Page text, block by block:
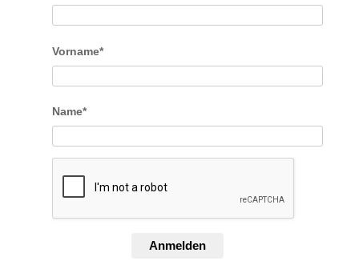
Vorname*
Name*
Anmelden